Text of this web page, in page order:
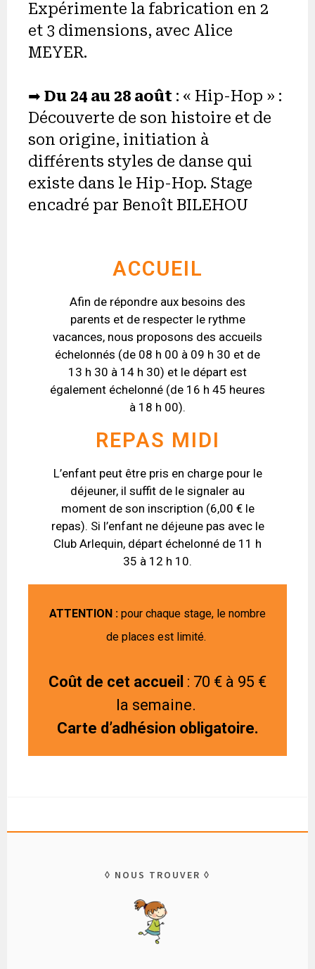
Expérimente la fabrication en 2
et 3 dimensions, avec Alice
MEYER.
➡︎Du 24 au 28 août : « Hip-Hop » :
Découverte de son histoire et de
son origine, initiation à
différents styles de danse qui
existe dans le Hip-Hop. Stage
encadré par Benoît BILEHOU
ACCUEIL
Afin de répondre aux besoins des
parents et de respecter le rythme
vacances, nous proposons des accueils
échelonnés (de 08 h 00 à 09 h 30 et de
13 h 30 à 14 h 30) et le départ est
également échelonné (de 16 h 45 heures
à 18 h 00).
REPAS MIDI
L’enfant peut être pris en charge pour le
déjeuner, il suffit de le signaler au
moment de son inscription (6,00 € le
repas). Si l’enfant ne déjeune pas avec le
Club Arlequin, départ échelonné de 11 h
35 à 12 h 10.
ATTENTION : pour chaque stage, le nombre
de places est limité.
Coût de cet accueil : 70 € à 95 €
la semaine.
Carte d’adhésion obligatoire.
NOUS TROUVER